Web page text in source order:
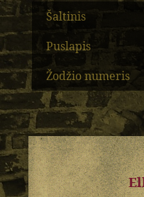
Šaltinis
Puslapis
Žodžio numeris